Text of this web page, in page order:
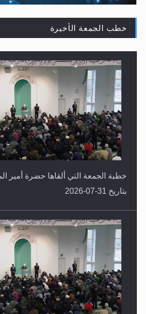
لا ناسخ ولا منسوخ في القرآن الكريم
خطب الجمعة الأخيرة
خطبة الجمعة التي ألقاها حضرة أمير
بتاريخ 31-07-2026